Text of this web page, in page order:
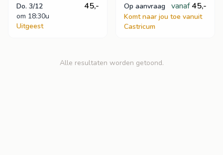
Do. 3/12
om 18:30u
45,-
Uitgeest
op aanvraag
vanaf 45,-
Komt naar jou toe vanuit
Castricum
Alle resultaten worden getoond.